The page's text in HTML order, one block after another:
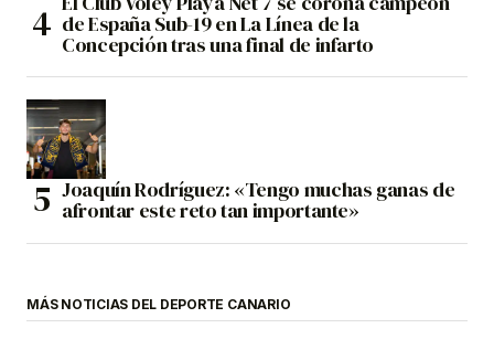
de España Sub-19 en La Línea de la
Concepción tras una final de infarto
Joaquín Rodríguez: «Tengo muchas ganas de
afrontar este reto tan importante»
MÁS NOTICIAS DEL DEPORTE CANARIO